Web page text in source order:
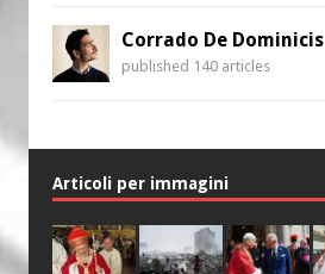
Corrado De Dominicis
published 140 articles
Articoli per immagini